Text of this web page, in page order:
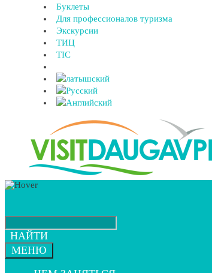
Буклеты
Для профессионалов туризма
Экскурсии
ТИЦ
TIC
НАЙТИ
МЕНЮ